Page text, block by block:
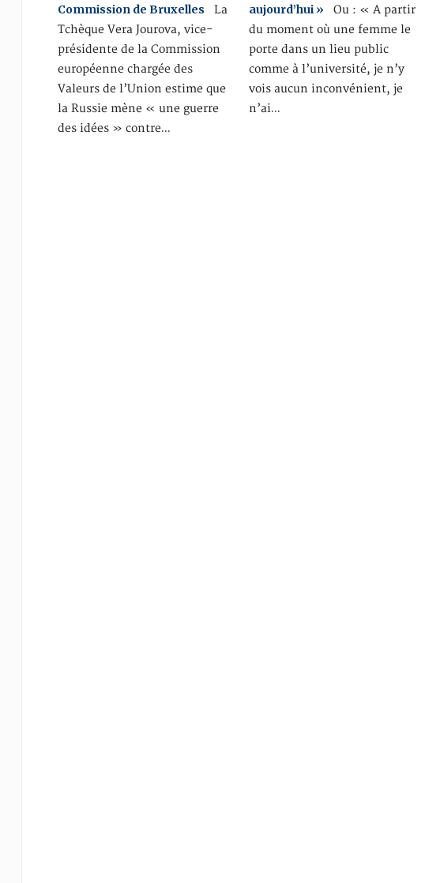
Commission de Bruxelles La
Tchèque Vera Jourova, vice-
présidente de la Commission
européenne chargée des
Valeurs de l’Union estime que
la Russie mène « une guerre
des idées » contre…
aujourd’hui » Ou : « A partir
du moment où une femme le
porte dans un lieu public
comme à l’université, je n’y
vois aucun inconvénient, je
n’ai…